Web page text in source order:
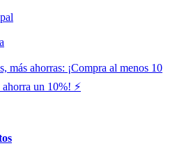
más ahorras: ¡Compra al menos 10
un 10%! ⚡️